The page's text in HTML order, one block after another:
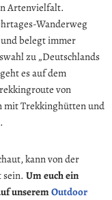
Artenvielfalt.
Wanderweg
und belegt immer
zu „Deutschlands
es auf dem
von
mit Trekkinghütten und
kann von der
sein. Um euch ein
unseremOutdoor